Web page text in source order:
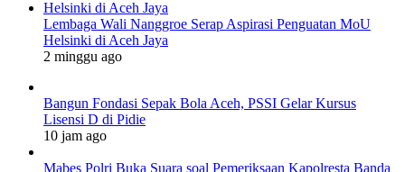
Lembaga Wali Nanggroe Serap Aspirasi Penguatan MoU
Helsinki di Aceh Jaya
2 minggu ago
Bangun Fondasi Sepak Bola Aceh, PSSI Gelar Kursus
Lisensi D di Pidie
10 jam ago
Mabes Polri Buka Suara soal Pemeriksaan Kapolresta Banda